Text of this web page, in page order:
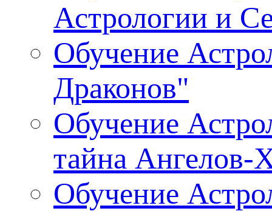
Астрологии и
Обучение
Драконов"
Обучение
тайна Ангелов-
Обучение